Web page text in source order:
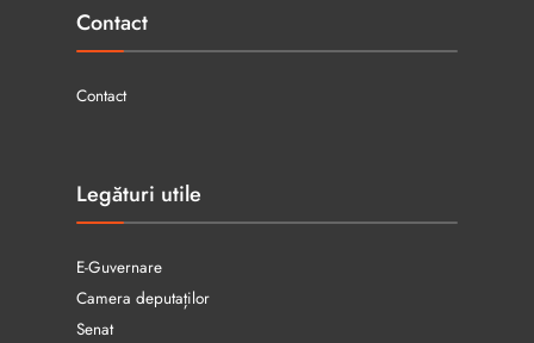
Contact
Contact
Legături utile
E-Guvernare
Camera deputaților
Senat